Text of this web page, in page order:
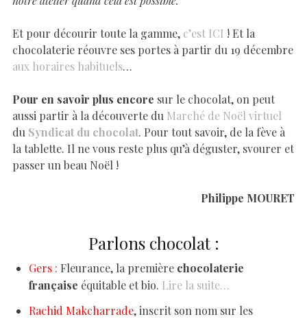
Et pour décourir toute la gamme, c’est ICI ! Et la
chocolaterie réouvre ses portes à partir du 19 décembre
aux horaires habituels…
Pour en savoir plus encore sur le chocolat, on peut
aussi partir à la découverte du Marché de Noël virtuel
du Syndicat du chocolat. Pour tout savoir, de la fève à
la tablette. Il ne vous reste plus qu’à déguster, svourer et
passer un beau Noël !
Philippe MOURET
Parlons chocolat :
Gers : Fleurance, la première chocolaterie
française équitable et bio. Lire la suite…
Rachid Makcharrade, inscrit son nom sur les